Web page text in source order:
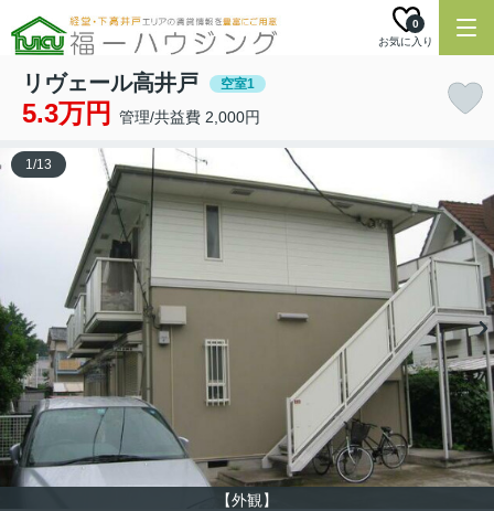
お気に入り
0
リヴェール高井戸 空室1
5.3万円 管理/共益費 2,000円
【外観】
1/13